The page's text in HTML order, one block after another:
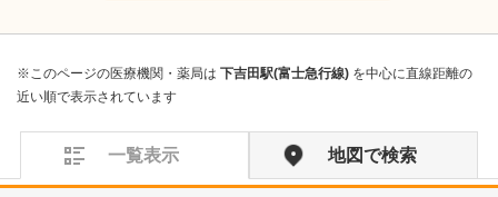
※このページの医療機関・薬局は 下吉田駅(富士急行線) を中心に直線距離の
近い順で表示されています
一覧表示 地図で検索